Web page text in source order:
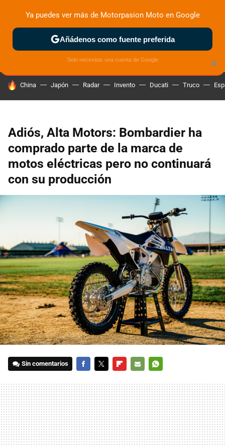
ZONA DE PRUEBAS DEPORTIVAS MOTOS ELÉCTRICAS
HOY SE HABLA DE
China Japón Radar Invento Ducati Truco
Adiós, Alta Motors: Bombardier ha
comprado parte de la marca de
motos eléctricas pero no continuará
con su producción
Sin comentarios
MAIL
×
Ya puedes ver más de Motorpasion Moto en Google
Añádenos como fuente preferida
Solo necesitas una cuenta de Google